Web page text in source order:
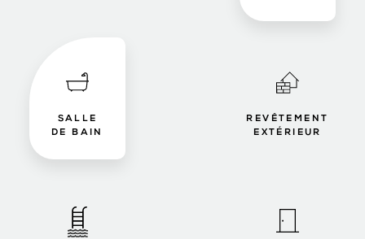
SALLE
DE BAIN
REVÊTEMENT
EXTÉRIEUR